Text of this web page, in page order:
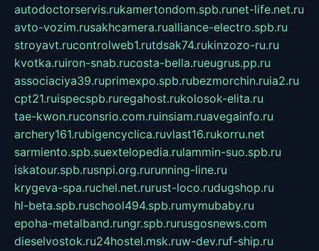
autodoctorservis.rukamertondom.spb.runet-life.net.ru
avto-vozim.rusakhcamera.rualliance-electro.spb.ru
stroyavt.rucontrolweb1.rutdsak74.rukinzozo-ru.ru
kvotka.ruiron-snab.rucosta-bella.rueugrus.pp.ru
associaciya39.ruprimexpo.spb.rubezmorchin.ruia2.ru
cpt21.ruispecspb.ruregahost.rukolosok-elita.ru
tae-kwon.ruconsrio.com.ruinsiam.ruavegainfo.ru
archery161.rubigencyclica.ruvlast16.rukorru.net
sarmiento.spb.suextelopedia.rulammin-suo.spb.ru
iskatour.spb.rusnpi.org.rurunning-line.ru
krygeva-spa.ruchel.net.rurust-loco.rudugshop.ru
hl-beta.spb.ruschool494.spb.rumymubaby.ru
epoha-metalband.rungr.spb.rurusgosnews.com
dieselvostok.ru24hostel.msk.ruw-dev.ruf-ship.ru